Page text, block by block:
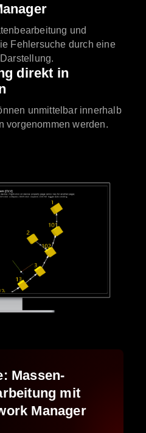
und
Fehlersuche durch eine
direkt in
unmittelbar innerhalb
vorgenommen werden.
Massen-
mit
Manager